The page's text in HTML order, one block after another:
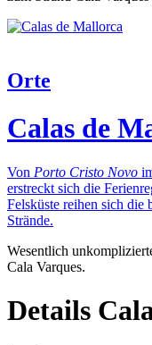
Orte
Calas de
Von Porto Cristo Novo
erstreckt sich die
Felsküste reihen sich die
Strände.
Wesentlich
Cala Varques.
Details